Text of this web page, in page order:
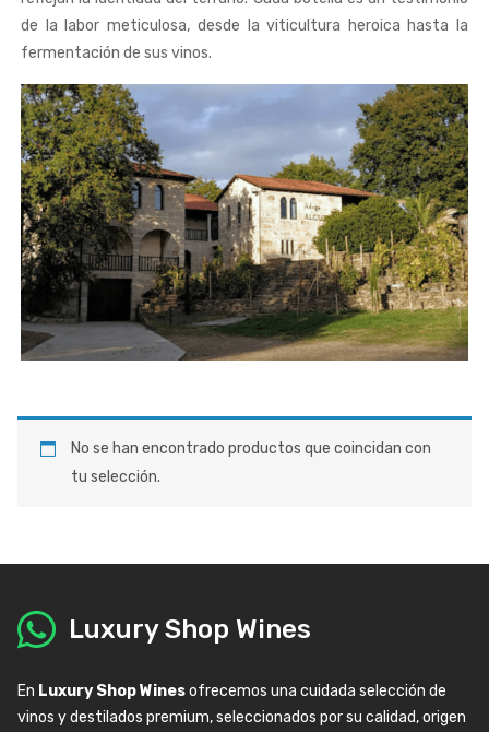
de la labor meticulosa, desde la viticultura heroica hasta la
fermentación de sus vinos.
No se han encontrado productos que coincidan con
tu selección.
Luxury Shop Wines
En Luxury Shop Winesofrecemos una cuidada selección de
vinos y destilados premium, seleccionados por su calidad, origen